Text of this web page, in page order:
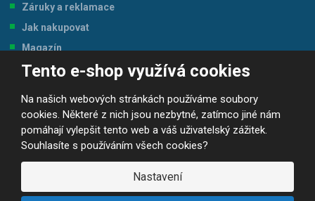
Tento e-shop využívá cookies
Na našich webových stránkách používáme soubory
cookies. Některé z nich jsou nezbytné, zatímco jiné nám
pomáhají vylepšit tento web a váš uživatelský zážitek.
Souhlasíte s používáním všech cookies?
Nastavení
Záruky a reklamace
Jak nakupovat
Magazín
Tabulka velikostí
© 2026, JP-SPORT.CZ SPORTOVNÍ POTŘEBY
Prohlášení o přístupnosti |Mapa stránek ||GDPR
VYROBILA
R